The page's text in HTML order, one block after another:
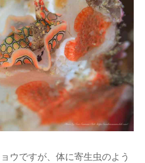
ウですが、体に寄生虫のよう